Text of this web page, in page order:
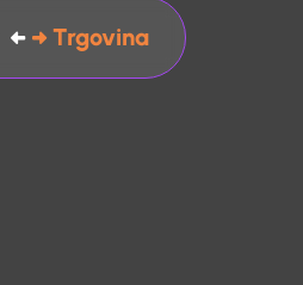
Trgovina